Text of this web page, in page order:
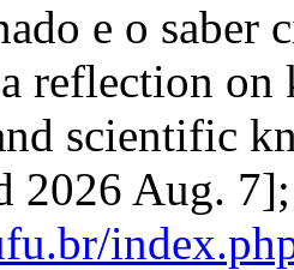
e o
reflection
scientific
2026 Aug.